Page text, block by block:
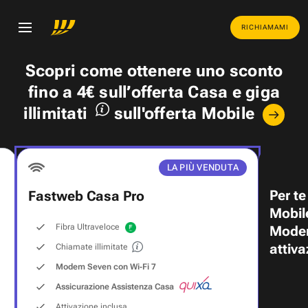
RICHIAMAMI
Scopri come ottenere uno sconto
fino a 4€ sull’offerta Casa egiga
illimitati
sull'offerta Mobile
LA PIÙ VENDUTA
Fastweb Casa Pro
Fibra Ultraveloce
Chiamate illimitate
Modem Seven con Wi‑Fi 7
Assicurazione Assistenza Casa
Per